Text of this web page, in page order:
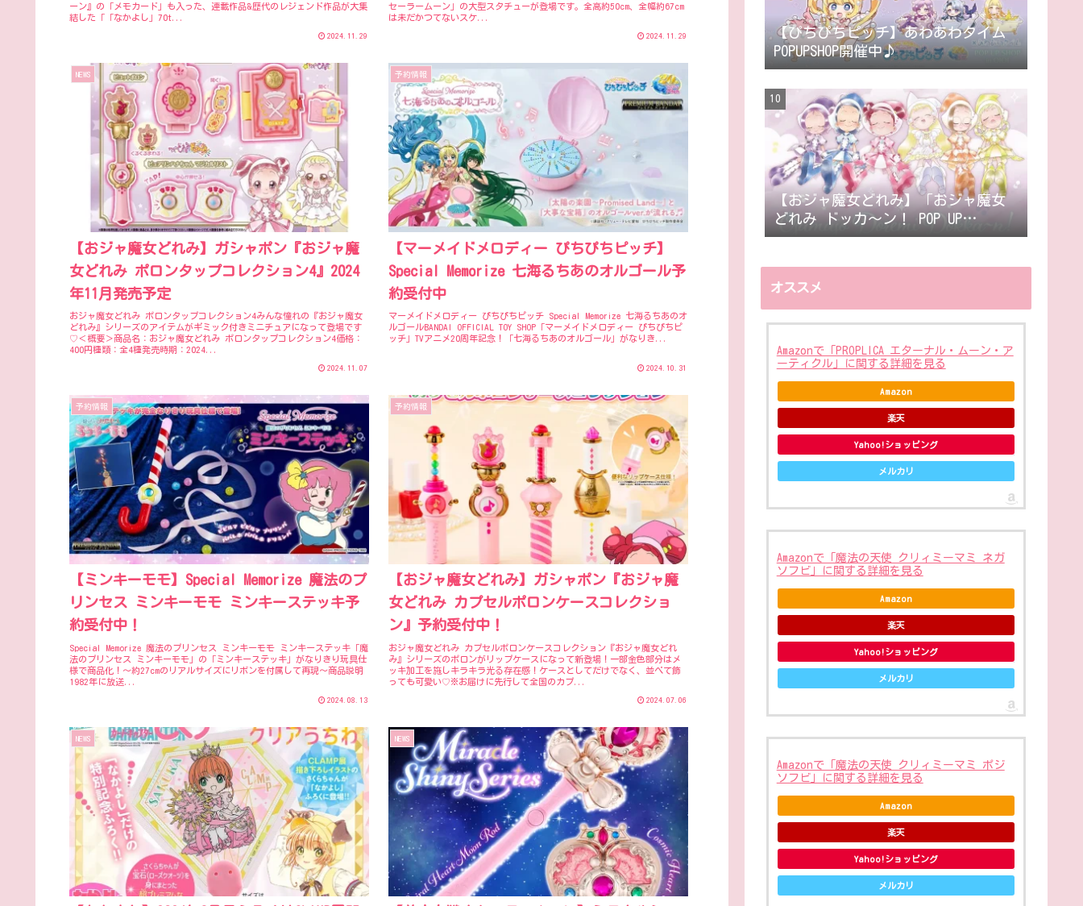
ーン』の「メモカード」も入った、連載作品&歴代のレジェンド作品が大集
結した「「なかよし」70t...
2024.11.29
セーラームーン」の大型スタチューが登場です。全高約50cm、全幅約67cm
は未だかつてないスケ...
2024.11.29
NEWS
【おジャ魔女どれみ】ガシャポン『おジャ魔
女どれみ ポロンタップコレクション4』2024
年11月発売予定
おジャ魔女どれみ ポロンタップコレクション4みんな憧れの『おジャ魔女
どれみ』シリーズのアイテムがギミック付きミニチュアになって登場です
♡＜概要＞商品名：おジャ魔女どれみ ポロンタップコレクション4価格：
400円種類：全4種発売時期：2024...
2024.11.07
予約情報
【マーメイドメロディー ぴちぴちピッチ】
Special Memorize 七海るちあのオルゴール予
約受付中
マーメイドメロディー ぴちぴちピッチ Special Memorize 七海るちあのオ
ルゴールBANDAI OFFICIAL TOY SHOP「マーメイドメロディー ぴちぴちピ
ッチ」TVアニメ20周年記念！「七海るちあのオルゴール」がなりき...
2024.10.31
予約情報
【ミンキーモモ】Special Memorize 魔法のプ
リンセス ミンキーモモ ミンキーステッキ予
約受付中！
Special Memorize 魔法のプリンセス ミンキーモモ ミンキーステッキ「魔
法のプリンセス ミンキーモモ」の「ミンキーステッキ」がなりきり玩具仕
様で商品化！～約27cmのリアルサイズにリボンを付属して再現～商品説明
1982年に放送...
2024.08.13
予約情報
【おジャ魔女どれみ】ガシャポン『おジャ魔
女どれみ カプセルポロンケースコレクショ
ン』予約受付中！
おジャ魔女どれみ カプセルポロンケースコレクション『おジャ魔女どれ
み』シリーズのポロンがリップケースになって新登場！一部金色部分はメ
ッキ加工を施しキラキラ光る存在感！ケースとしてだけでなく、並べて飾
っても可愛い♡※お届けに先行して全国のカプ...
2024.07.06
NEWS NEWS
【ぴちぴちピッチ】あわあわタイム
POPUPSHOP開催中♪
【おジャ魔女どれみ】「おジャ魔女
どれみ ドッカ〜ン！ POP UP
STORE」in キャナルシティオーパが
オススメ
Amazonで「PROPLICA エターナル・ムーン・ア
ーティクル」に関する詳細を見る
Amazon
楽天
Yahoo!ショッピング
メルカリ
Amazonで「魔法の天使 クリィミーマミ ネガ
ソフビ」に関する詳細を見る
Amazon
楽天
Yahoo!ショッピング
メルカリ
Amazonで「魔法の天使 クリィミーマミ ポジ
ソフビ」に関する詳細を見る
Amazon
楽天
Yahoo!ショッピング
メルカリ